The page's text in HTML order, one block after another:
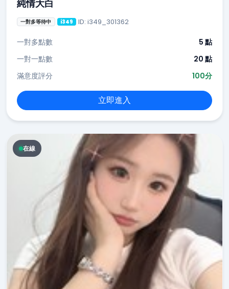
純情大白
一對多等待中 i349 ID: i349_301362
一對多點數
5 點
一對一點數
20 點
滿意度評分
100分
立即進入
在線